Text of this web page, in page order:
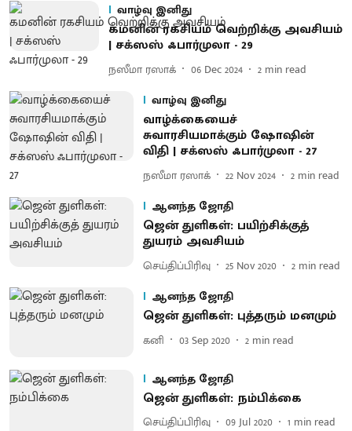
வாழ்வு இனிது
கமனின் ரகசியம் வெற்றிக்கு அவசியம்
| சக்ஸஸ் ஃபார்முலா - 29
நஸீமா ரஸாக் 06 Dec 2024 2 min read
வாழ்வு இனிது
வாழ்க்கையைச்
சுவாரசியமாக்கும் ஷோஷின்
விதி | சக்ஸஸ் ஃபார்முலா - 27
நஸீமா ரஸாக் 22 Nov 2024 2 min read
ஆனந்த ஜோதி
ஜென் துளிகள்: பயிற்சிக்குத்
துயரம் அவசியம்
செய்திப்பிரிவு 25 Nov 2020 2 min read
ஆனந்த ஜோதி
ஜென் துளிகள்: புத்தரும் மனமும்
கனி 03 Sep 2020 2 min read
ஆனந்த ஜோதி
ஜென் துளிகள்: நம்பிக்கை
செய்திப்பிரிவு 09 Jul 2020 1 min read